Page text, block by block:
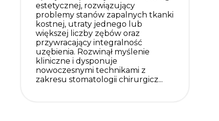
estetycznej, rozwiązujący
problemy stanów zapalnych tkanki
kostnej, utraty jednego lub
większej liczby zębów oraz
przywracający integralność
uzębienia. Rozwinął myślenie
kliniczne i dysponuje
nowoczesnymi technikami z
zakresu stomatologii chirurgicz...